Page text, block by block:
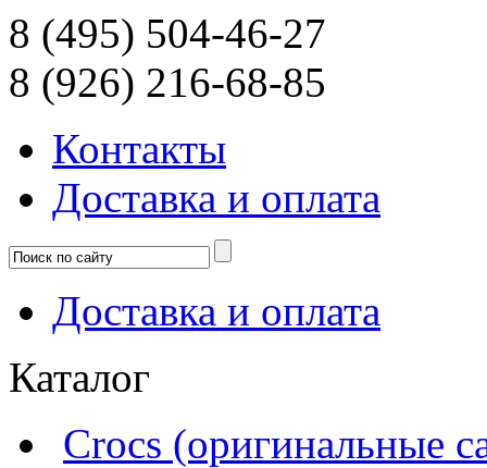
8 (495) 504-46-27
8 (926) 216-68-85
Контакты
Доcтавка и оплата
Доcтавка и оплата
Каталог
Crocs (оригинальные